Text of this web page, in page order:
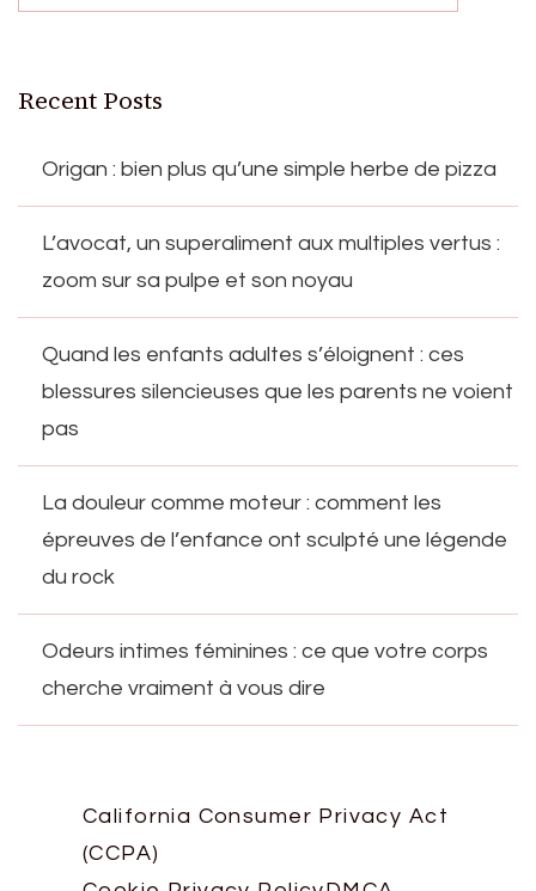
Recent Posts
Origan : bien plus qu’une simple herbe de pizza
L’avocat, un superaliment aux multiples vertus :
zoom sur sa pulpe et son noyau
Quand les enfants adultes s’éloignent : ces
blessures silencieuses que les parents ne voient
pas
La douleur comme moteur : comment les
épreuves de l’enfance ont sculpté une légende
du rock
Odeurs intimes féminines : ce que votre corps
cherche vraiment à vous dire
California Consumer Privacy Act
(CCPA)